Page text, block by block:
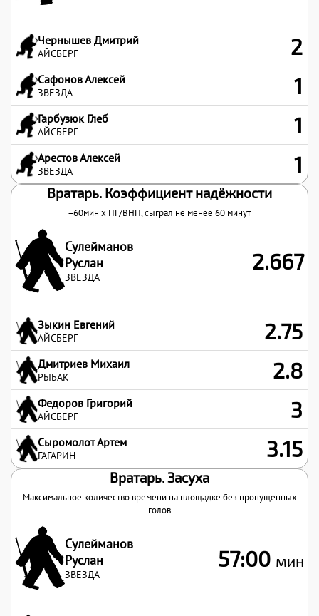
Чернышев Дмитрий
АЙСБЕРГ 2
Сафонов Алексей
ЗВЕЗДА 1
Гарбузюк Глеб
АЙСБЕРГ 1
Арестов Алексей
ЗВЕЗДА 1
Вратарь. Коэффициент надёжности
=60мин x ПГ/ВНП, сыграл не менее 60 минут
Сулейманов
Руслан
ЗВЕЗДА
2.667
Зыкин Евгений
АЙСБЕРГ 2.75
Дмитриев Михаил
РЫБАК 2.8
Федоров Григорий
АЙСБЕРГ 3
Сыромолот Артем
ГАГАРИН 3.15
Вратарь. Засуха
Максимальное количество времени на площадке без пропущенных
голов
Сулейманов
Руслан
ЗВЕЗДА
57:00 мин